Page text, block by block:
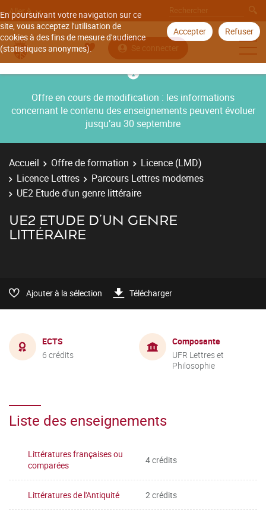
En poursuivant votre navigation sur ce
site, vous acceptez l'utilisation de
cookies à des fins de mesure d'audience
(statistiques anonymes).
Accepter Refuser
Aller à
Se connecter
Offre en cours de modification : les informations
concernant le contenu des enseignements peuvent évoluer
jusqu’au 30 septembre
Accueil Offre de formation
Licence (LMD)
Licence Lettres
Parcours Lettres modernes
UE2 Etude d'un genre littéraire
UE2 ETUDE D'UN GENRE
LITTÉRAIRE
Ajouter à la sélection Télécharger
ECTS
6 crédits
Composante
UFR Lettres et
Philosophie
Liste des enseignements
Littératures françaises ou
comparées
4 crédits
Littératures de l'Antiquité 2 crédits